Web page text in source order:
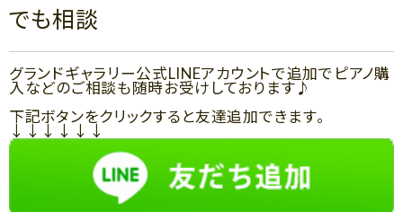
でも相談
グランドギャラリー公式LINEアカウントで追加でピアノ購
入などのご相談も随時お受けしております♪
下記ボタンをクリックすると友達追加できます。
↓↓↓↓↓↓